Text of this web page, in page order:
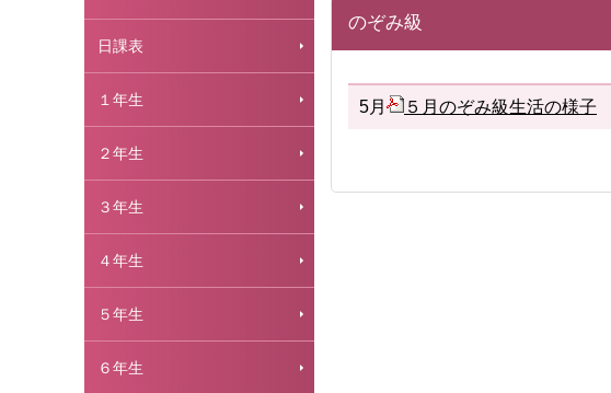
日課表
１年生
２年生
３年生
４年生
５年生
６年生
のぞみ級
5月 ５月のぞみ級生活の様子